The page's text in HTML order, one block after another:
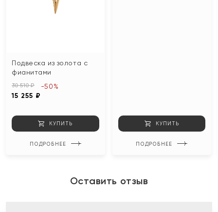
Подвеска из золота с
фианитами
30 510 ₽
15 255 ₽
-50%
КУПИТЬ
ПОДРОБНЕЕ
КУПИТЬ
ПОДРОБНЕЕ
Оставить отзыв